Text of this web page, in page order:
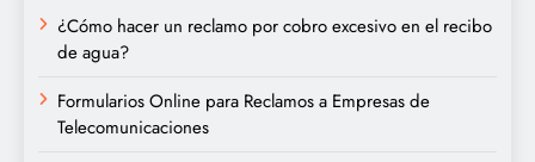
¿Cómo hacer un reclamo por cobro excesivo en el recibo
de agua?
Formularios Online para Reclamos a Empresas de
Telecomunicaciones